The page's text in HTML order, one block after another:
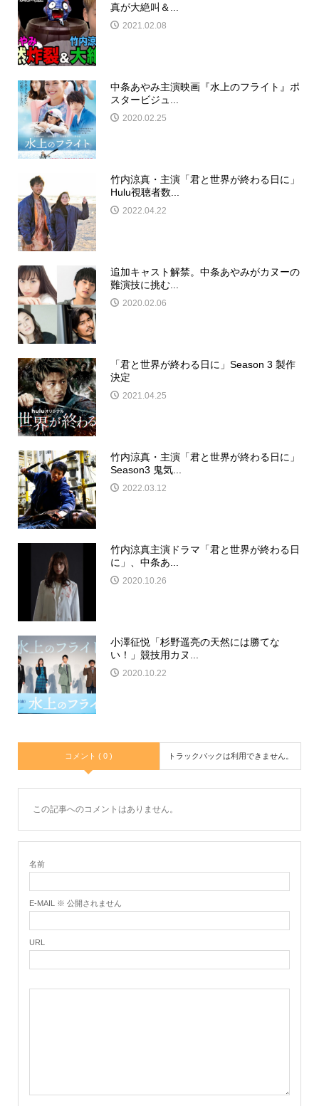
真が大絶叫＆...
2021.02.08
中条あやみ主演映画『水上のフライト』ポ
スタービジュ...
2020.02.25
竹内涼真・主演「君と世界が終わる日に」
Hulu視聴者数...
2022.04.22
追加キャスト解禁。中条あやみがカヌーの
難演技に挑む...
2020.02.06
「君と世界が終わる日に」Season 3 製作
決定
2021.04.25
竹内涼真・主演「君と世界が終わる日に」
Season3 鬼気...
2022.03.12
竹内涼真主演ドラマ「君と世界が終わる日
に」、中条あ...
2020.10.26
小澤征悦「杉野遥亮の天然には勝てな
い！」競技用カヌ...
2020.10.22
コメント ( 0 ) トラックバックは利用できません。
この記事へのコメントはありません。
名前
E-MAIL ※ 公開されません
URL